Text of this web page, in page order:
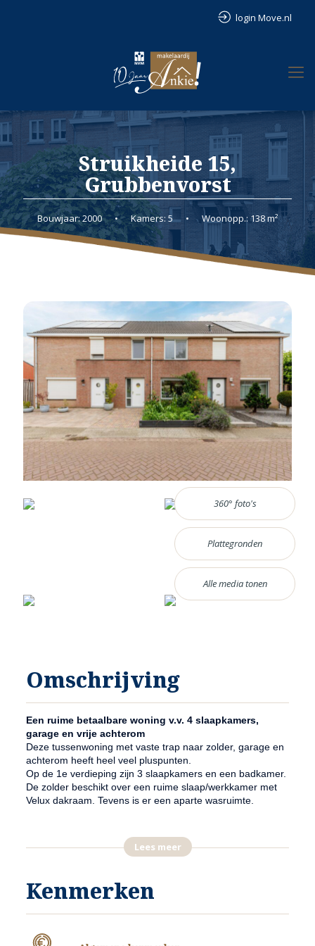
login Move.nl
Struikheide 15,
Grubbenvorst
Bouwjaar: 2000 • Kamers: 5 • Woonopp.: 138 m²
360° foto's
Plattegronden
Alle media tonen
Omschrijving
Een ruime betaalbare woning v.v. 4 slaapkamers,
garage en vrije achterom
Deze tussenwoning met vaste trap naar zolder, garage en
achterom heeft heel veel pluspunten.
Op de 1e verdieping zijn 3 slaapkamers en een badkamer.
De zolder beschikt over een ruime slaap/werkkamer met
Velux dakraam. Tevens is er een aparte wasruimte.
De woning is goed geïsoleerd. Er is vloer-, spouw-, en
dakisolatie. Ook is er dubbel glas.
Uitstekende bereikbaarheid en fraaie ligging
t.o.v. de uitvalswegen heel gemakkelijk.
Lees meer
Kenmerken